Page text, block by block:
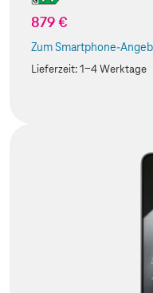
879 €
Zum Smartphone-
(Der Link wird in einem
Lieferzeit:1-4 Werktage